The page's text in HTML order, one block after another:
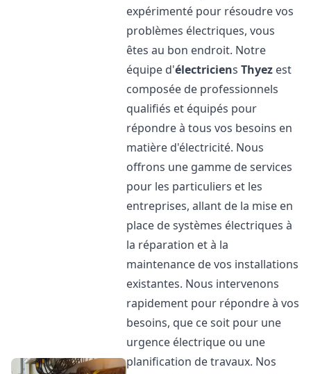
expérimenté pour résoudre vos
problèmes électriques, vous
êtes au bon endroit. Notre
équipe d'électriciensThyez est
composée de professionnels
qualifiés et équipés pour
répondre à tous vos besoins en
matière d'électricité. Nous
offrons une gamme de services
pour les particuliers et les
entreprises, allant de la mise en
place de systèmes électriques à
la réparation et à la
maintenance de vos installations
existantes. Nous intervenons
rapidement pour répondre à vos
besoins, que ce soit pour une
urgence électrique ou une
planification de travaux. Nos